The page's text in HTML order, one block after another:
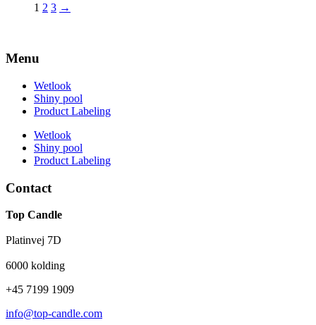
1 2 3 →
Menu
Wetlook
Shiny pool
Product Labeling
Wetlook
Shiny pool
Product Labeling
Contact
Top Candle
Platinvej 7D
6000 kolding
+45 7199 1909
info@top-candle.com